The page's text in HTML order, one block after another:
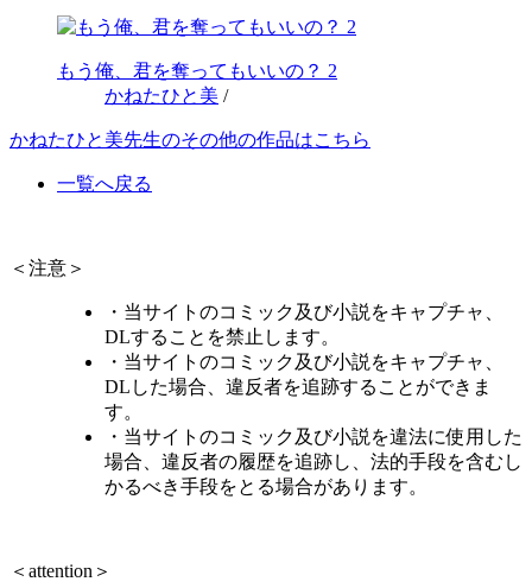
もう俺、君を奪ってもいいの？ 2
かねたひと美 /
かねたひと美先生のその他の作品はこちら
一覧へ戻る
＜注意＞
・当サイトのコミック及び小説をキャプチャ、
DLすることを禁止します。
・当サイトのコミック及び小説をキャプチャ、
DLした場合、違反者を追跡することができま
す。
・当サイトのコミック及び小説を違法に使用した
場合、違反者の履歴を追跡し、法的手段を含むし
かるべき手段をとる場合があります。
＜attention＞